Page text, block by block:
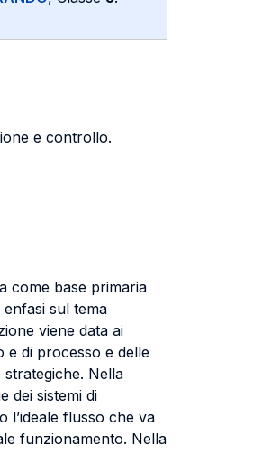
e controllo.
come base primaria
sul tema
viene data ai
e di processo e delle
Nella
dei sistemi di
l’ideale flusso che va
funzionamento. Nella